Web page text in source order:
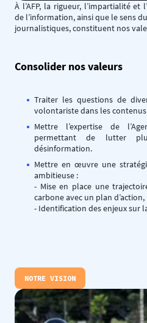
À l’AFP, la rigueur, l’impartialité
de l’information, ainsi que le sens
journalistiques, constituent nos
Consolider nos valeurs
Traiter les questions de
volontariste dans les
Mettre l’expertise de
permettant de lutter
désinformation.
Mettre en œuvre une
ambitieuse :
- Mise en place une
carbone avec un plan d’action,
- Identification des enjeux sur
NOTRE VISION